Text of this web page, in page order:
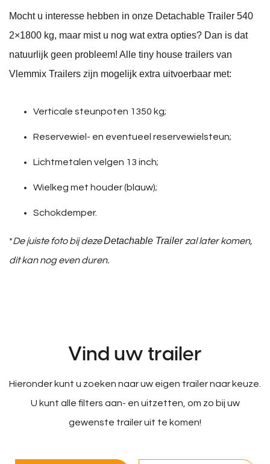
Mocht u interesse hebben in onze Detachable Trailer 540
2×1800 kg, maar mist u nog wat extra opties? Dan is dat
natuurlijk geen probleem! Alle tiny house trailers van
Vlemmix Trailers zijn mogelijk extra uitvoerbaar met:
Verticale steunpoten 1350 kg;
Reservewiel- en eventueel reservewielsteun;
Lichtmetalen velgen 13 inch;
Wielkeg met houder (blauw);
Schokdemper.
*De juiste foto bij dezeDetachable Trailerzal later komen,
dit kan nog even duren.
Vind uw trailer
Hieronder kunt u zoeken naar uw eigen trailer naar keuze.
U kunt alle filters aan- en uitzetten, om zo bij uw
gewenste trailer uit te komen!